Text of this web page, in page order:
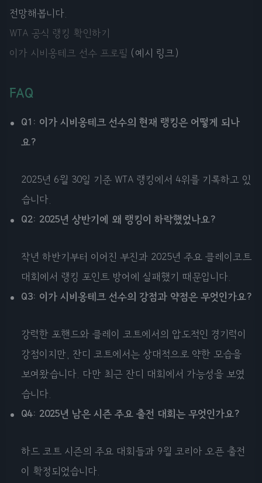
전망해봅니다.
WTA 공식 랭킹 확인하기
이가 시비옹테크 선수 프로필 (예시 링크)
FAQ
Q1: 이가 시비옹테크 선수의 현재 랭킹은 어떻게 되나
요?
2025년 6월 30일 기준 WTA 랭킹에서 4위를 기록하고 있
습니다.
Q2: 2025년 상반기에 왜 랭킹이 하락했었나요?
작년 하반기부터 이어진 부진과 2025년 주요 클레이코트
대회에서 랭킹 포인트 방어에 실패했기 때문입니다.
Q3: 이가 시비옹테크 선수의 강점과 약점은 무엇인가요?
강력한 포핸드와 클레이 코트에서의 압도적인 경기력이
강점이지만, 잔디 코트에서는 상대적으로 약한 모습을
보여왔습니다. 다만 최근 잔디 대회에서 가능성을 보였
습니다.
Q4: 2025년 남은 시즌 주요 출전 대회는 무엇인가요?
하드 코트 시즌의 주요 대회들과 9월 코리아 오픈 출전
이 확정되었습니다.